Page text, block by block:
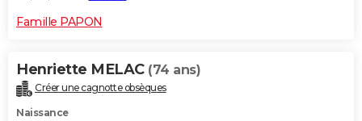
Famille PAPON
Henriette MELAC (74 ans)
Créer une cagnotte obsèques
Naissance